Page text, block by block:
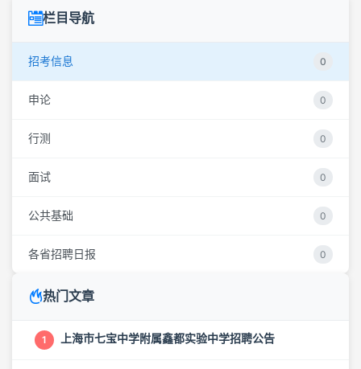
栏目导航
招考信息 0
申论 0
行测 0
面试 0
公共基础 0
各省招聘日报 0
热门文章
1 上海市七宝中学附属鑫都实验中学招聘公告